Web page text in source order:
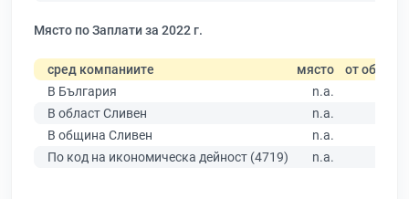
Място по Заплати за 2022 г.
сред компаниите място от общо
В България
n.a.
В област Сливен
n.a.
В община Сливен
n.a.
По код на икономическа дейност (4719)
n.a.